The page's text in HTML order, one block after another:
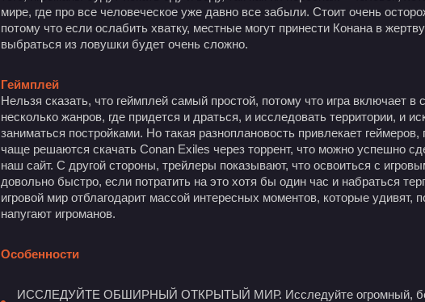
мире, где про все человеческое уже давно все забыли. Стоит очень
потому что если ослабить хватку, местные могут принести Конана в
выбраться из ловушки будет очень сложно.
Геймплей
Нельзя сказать, что геймплей самый простой, потому что игра включает в
несколько жанров, где придется и драться, и исследовать территории, и
заниматься постройками. Но такая разноплановость привлекает геймеров,
чаще решаются скачать Conan Exiles через торрент, что можно успешно
наш сайт. С другой стороны, трейлеры показывают, что освоиться с
довольно быстро, если потратить на это хотя бы один час и набраться
игровой мир отблагодарит массой интересных моментов, которые удивят,
напугают игроманов.
Особенности
ИССЛЕДУЙТЕ ОБШИРНЫЙ ОТКРЫТЫЙ МИР. Исследуйте огромный,